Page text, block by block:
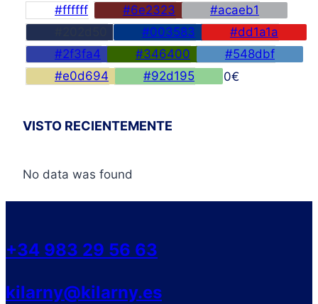
#ffffff #6e2323
#acaeb1
#003583
#dd1a1a
#2f3fa4
#346400
#548dbf
#e0d694
#92d195 45,00€
VISTO RECIENTEMENTE
No data was found
+34 983 29 56 63
kilarny@kilarny.es